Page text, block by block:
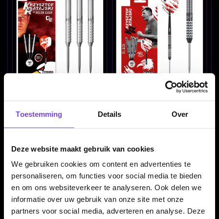
Toestemming Details Over
Deze website maakt gebruik van cookies
We gebruiken cookies om content en advertenties te
personaliseren, om functies voor social media te bieden
en om ons websiteverkeer te analyseren. Ook delen we
informatie over uw gebruik van onze site met onze
partners voor social media, adverteren en analyse. Deze
Dartpijlen
BULL'S Krzysztof
Ratajski G2 Black 90% -
Dartpijlen